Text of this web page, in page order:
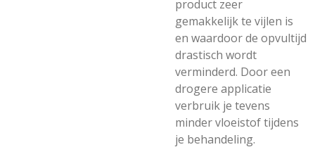
product zeer
gemakkelijk te vijlen is
en waardoor de opvultijd
drastisch wordt
verminderd. Door een
drogere applicatie
verbruik je tevens
minder vloeistof tijdens
je behandeling.